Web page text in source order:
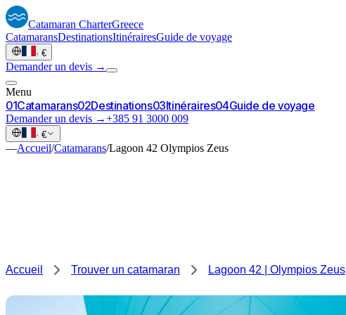
Catamaran CharterGreece
CatamaransDestinationsItinérairesGuide de voyage
· €
Demander un devis →
Menu
01Catamarans02Destinations03Itinéraires04Guide de voyage
Demander un devis →+385 91 3000 009
· €
—Accueil/Catamarans/Lagoon 42 Olympios Zeus
Accueil Trouver un catamaran Lagoon 42 | Olympios Zeus